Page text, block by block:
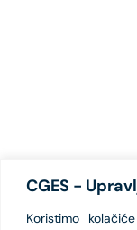
CGES -
Koristimo